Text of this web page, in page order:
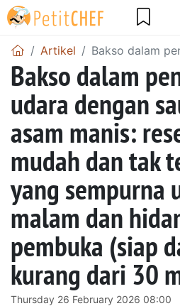
Artikel Bakso dalam
Bakso dalam
udara dengan
asam manis:
mudah dan tak
yang sempurna
malam dan
pembuka (siap
kurang dari 30
Thursday 26 February 2026 08:00